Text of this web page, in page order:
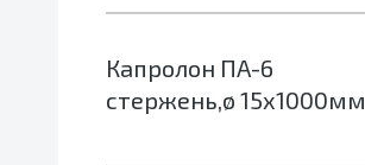
Капролон ПА-6
стержень,ø 15х1000мм